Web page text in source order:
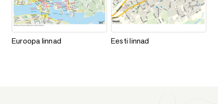
Euroopa linnad
Euroopa linnad Eesti linnad
Eesti linnad